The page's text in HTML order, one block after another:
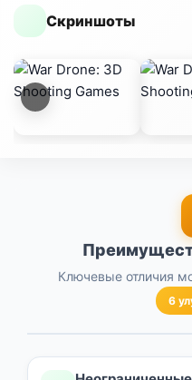
Скриншоты
Ключевые отличия
6